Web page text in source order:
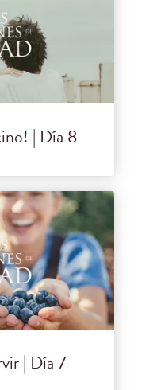
| Día 8
| Día 7